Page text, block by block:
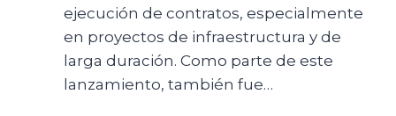
ejecución de contratos, especialmente
en proyectos de infraestructura y de
larga duración. Como parte de este
lanzamiento, también fue…